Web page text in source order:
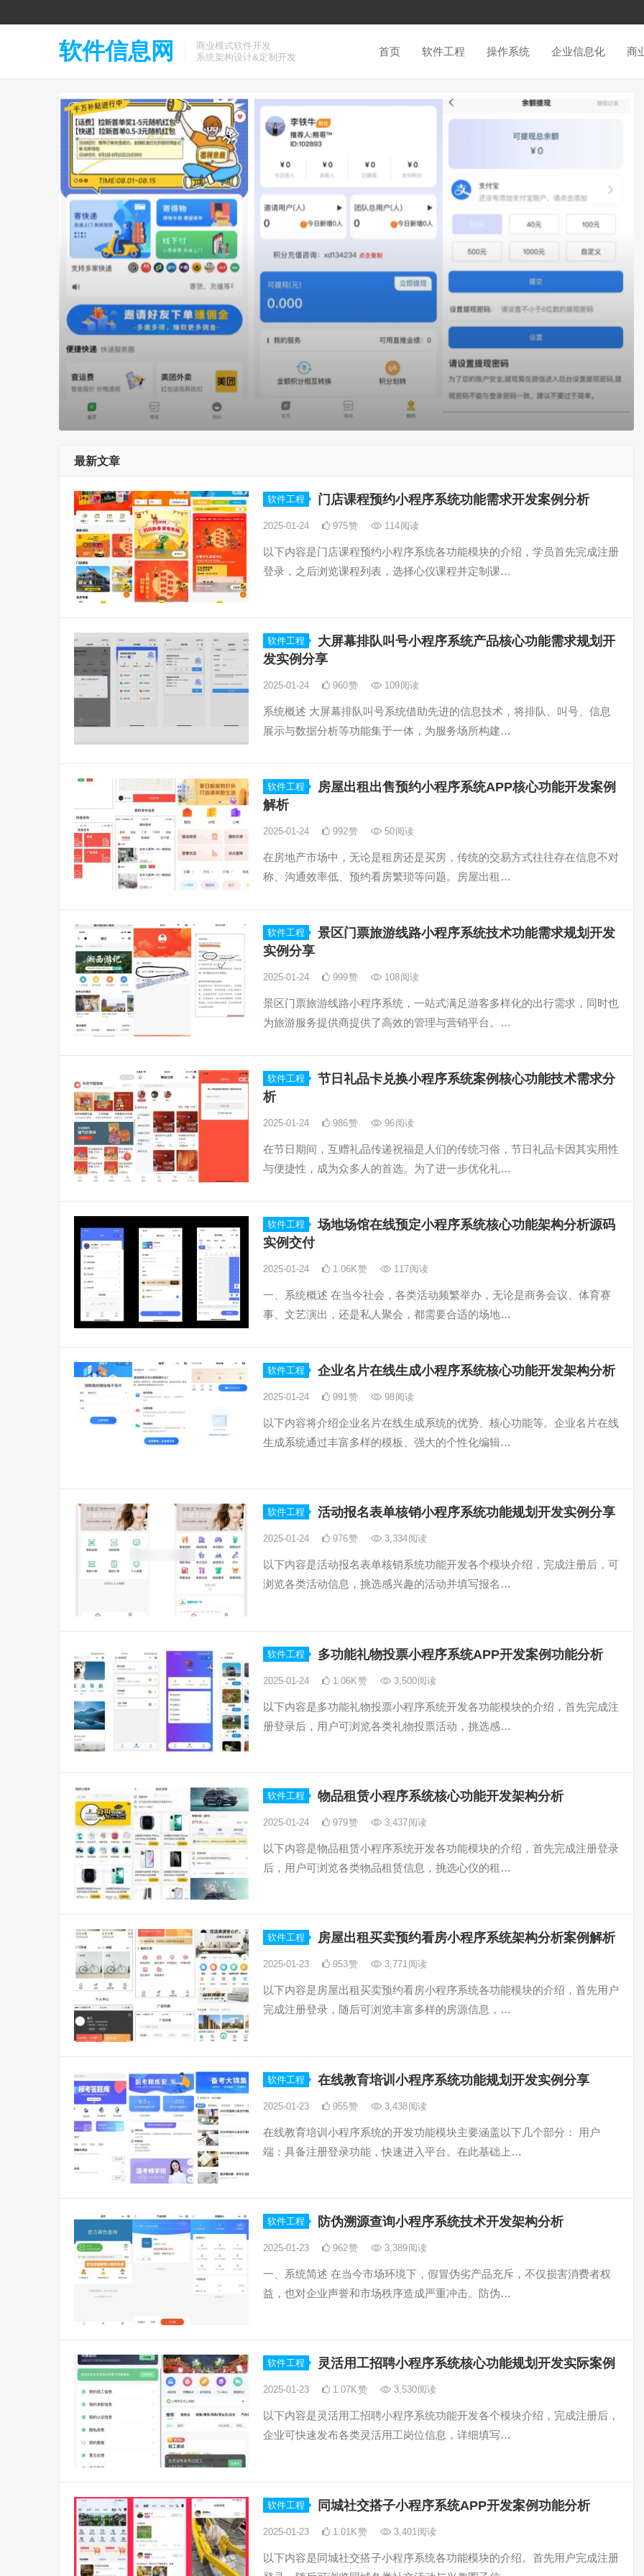
软件信息网
商业模式软件开发
系统架构设计&定制开发
首页 软件工程 操作系统 企业信息化 商
最新文章
软件工程 门店课程预约小程序系统功能需求开发案例分析
2025-01-24 975赞 114阅读
以下内容是门店课程预约小程序系统各功能模块的介绍，学员首先完成注册
登录，之后浏览课程列表，选择心仪课程并定制课…
软件工程
大屏幕排队叫号小程序系统产品核心功能需求规划开
发实例分享
2025-01-24 960赞 109阅读
系统概述 大屏幕排队叫号系统借助先进的信息技术，将排队、叫号、信息
展示与数据分析等功能集于一体，为服务场所构建…
软件工程
房屋出租出售预约小程序系统APP核心功能开发案例
解析
2025-01-24 992赞 50阅读
在房地产市场中，无论是租房还是买房，传统的交易方式往往存在信息不对
称、沟通效率低、预约看房繁琐等问题。房屋出租…
软件工程
景区门票旅游线路小程序系统技术功能需求规划开发
实例分享
2025-01-24 999赞 108阅读
景区门票旅游线路小程序系统，一站式满足游客多样化的出行需求，同时也
为旅游服务提供商提供了高效的管理与营销平台。…
软件工程
节日礼品卡兑换小程序系统案例核心功能技术需求分
析
2025-01-24 986赞 96阅读
在节日期间，互赠礼品传递祝福是人们的传统习俗，节日礼品卡因其实用性
与便捷性，成为众多人的首选。为了进一步优化礼…
软件工程
场地场馆在线预定小程序系统核心功能架构分析源码
实例交付
2025-01-24 1.06K赞 117阅读
一、系统概述 在当今社会，各类活动频繁举办，无论是商务会议、体育赛
事、文艺演出，还是私人聚会，都需要合适的场地…
软件工程 企业名片在线生成小程序系统核心功能开发架构分析
2025-01-24 991赞 98阅读
以下内容将介绍企业名片在线生成系统的优势、核心功能等。企业名片在线
生成系统通过丰富多样的模板、强大的个性化编辑…
软件工程 活动报名表单核销小程序系统功能规划开发实例分享
2025-01-24 976赞 3,334阅读
以下内容是活动报名表单核销系统功能开发各个模块介绍，完成注册后，可
浏览各类活动信息，挑选感兴趣的活动并填写报名…
软件工程 多功能礼物投票小程序系统APP开发案例功能分析
2025-01-24 1.06K赞 3,500阅读
以下内容是多功能礼物投票小程序系统开发各功能模块的介绍，首先完成注
册登录后，用户可浏览各类礼物投票活动，挑选感…
软件工程 物品租赁小程序系统核心功能开发架构分析
2025-01-24 979赞 3,437阅读
以下内容是物品租赁小程序系统开发各功能模块的介绍，首先完成注册登录
后，用户可浏览各类物品租赁信息，挑选心仪的租…
软件工程 房屋出租买卖预约看房小程序系统架构分析案例解析
2025-01-23 953赞 3,771阅读
以下内容是房屋出租买卖预约看房小程序系统各功能模块的介绍，首先用户
完成注册登录，随后可浏览丰富多样的房源信息，…
软件工程 在线教育培训小程序系统功能规划开发实例分享
2025-01-23 955赞 3,438阅读
在线教育培训小程序系统的开发功能模块主要涵盖以下几个部分： 用户
端：具备注册登录功能，快速进入平台。在此基础上…
软件工程 防伪溯源查询小程序系统技术开发架构分析
2025-01-23 962赞 3,389阅读
一、系统简述 在当今市场环境下，假冒伪劣产品充斥，不仅损害消费者权
益，也对企业声誉和市场秩序造成严重冲击。防伪…
软件工程 灵活用工招聘小程序系统核心功能规划开发实际案例
2025-01-23 1.07K赞 3,530阅读
以下内容是灵活用工招聘小程序系统功能开发各个模块介绍，完成注册后，
企业可快速发布各类灵活用工岗位信息，详细填写…
软件工程 同城社交搭子小程序系统APP开发案例功能分析
2025-01-23 1.01K赞 3,401 阅读
以下内容是同城社交搭子小程序系统各功能模块的介绍。首先用户完成注册